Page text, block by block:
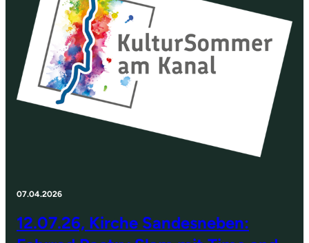
07.04.2026
12.07.26, Kirche Sandesneben: